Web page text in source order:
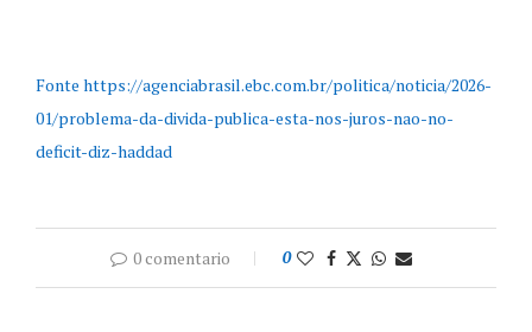
Fonte https://agenciabrasil.ebc.com.br/politica/noticia/2026-
01/problema-da-divida-publica-esta-nos-juros-nao-no-
deficit-diz-haddad
0 comentario 0